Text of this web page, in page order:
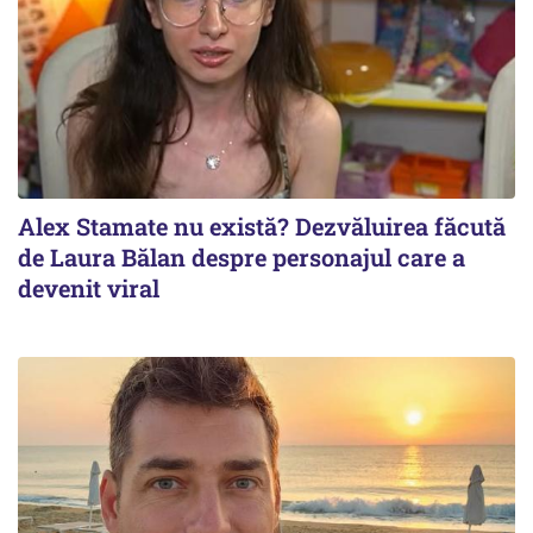
Alex Stamate nu există? Dezvăluirea făcută
de Laura Bălan despre personajul care a
devenit viral